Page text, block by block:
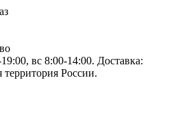
вс 8:00-14:00. Доставка:
территория России.